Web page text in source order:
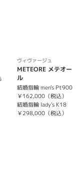
ヴィヴァージュ
METEORE メテオー
ル
結婚指輪 men's Pt900
￥162,000（税込）
結婚指輪 lady's K18
￥298,000（税込）